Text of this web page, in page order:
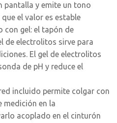
pantalla y emite un tono
el valor es estable
con gel: el tapón de
de electrolitos sirve para
El gel de electrolitos
de pH y reduce el
incluido permite colgar con
medición en la
acoplado en el cinturón